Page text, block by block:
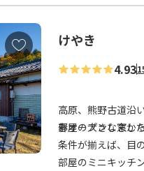
お
気
に
入
り
に
追
加
けやき
4.93
高原、熊野古道沿
春オープンしまし
部屋の大きな窓か
条件が揃えば、目
部屋のミニキッチ